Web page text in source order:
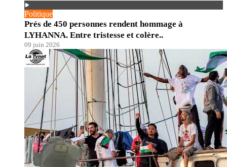
Politique
Prés de 450 personnes rendent hommage à
LYHANNA. Entre tristesse et colère..
09 juin 2026